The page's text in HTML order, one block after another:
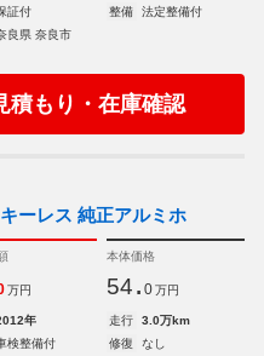
証付 整備
法定整備付
良県 奈良市
積もり・在庫確認
ーレス 純正アルミホ
万円
本体価格
54. 0 万円
年 走行
3.0万km
検整備付 修復
なし